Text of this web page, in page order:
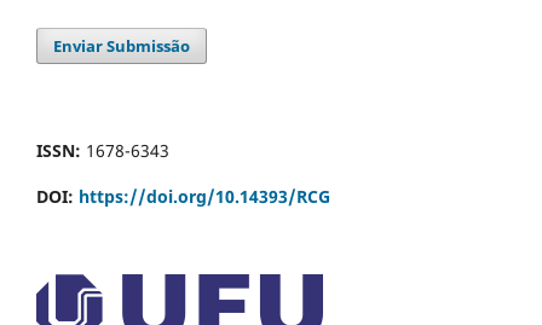
Enviar Submissão
ISSN: 1678-6343
DOI: https://doi.org/10.14393/RCG